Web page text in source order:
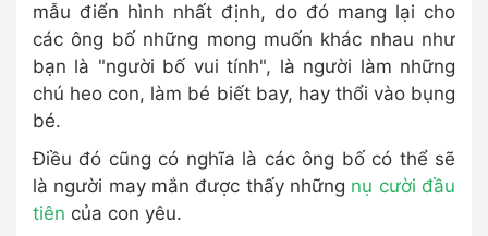
mẫu điển hình nhất định, do đó mang lại cho
các ông bố những mong muốn khác nhau như
bạn là "người bố vui tính", là người làm những
chú heo con, làm bé biết bay, hay thổi vào bụng
bé.
Điều đó cũng có nghĩa là các ông bố có thể sẽ
là người may mắn được thấy những nụ cười đầu
tiên của con yêu.